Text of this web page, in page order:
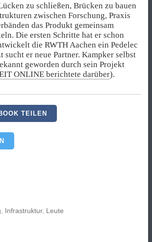
zu schließen, Brücken zu bauen
zwischen Forschung, Praxis
das Produkt gemeinsam
Die ersten Schritte hat er schon
die RWTH Aachen ein Pedelec
sucht er neue Partner. Kampker selbst
geworden durch sein Projekt
ONLINE berichtete darüber).
TEILEN
Infrastruktur, Leute